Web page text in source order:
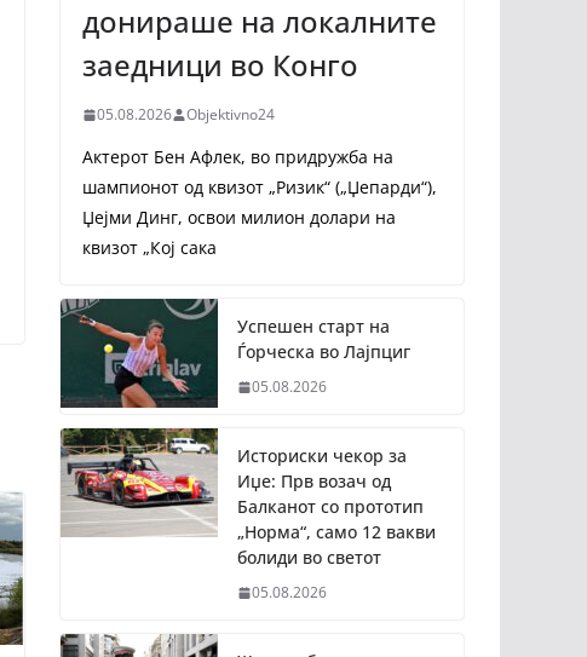
донираше на локалните
заедници во Конго
05.08.2026 Objektivno24
Актерот Бен Афлек, во придружба на
шампионот од квизот „Ризик“ („Џепарди“),
Џејми Динг, освои милион долари на
квизот „Кој сака
Успешен старт на
Ѓорческа во Лајпциг
05.08.2026
Историски чекор за
Иџе: Прв возач од
Балканот со прототип
„Норма“, само 12 вакви
болиди во светот
05.08.2026